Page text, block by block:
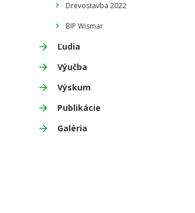
Drevostavba 2022
BIP Wismar
Ľudia
Výučba
Výskum
Publikácie
Galéria